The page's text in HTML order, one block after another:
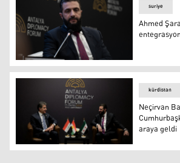
Ahmed Şaraa: SDG'nin
suriye
Ahmed
Kürdistan Bölgesi Başkanı
kürdistan
Neçirvan
araya geldi